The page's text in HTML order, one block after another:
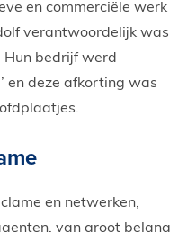
en commerciële werk
verantwoordelijk was
Hun bedrijf werd
en deze afkorting was
en netwerken,
van groot belang